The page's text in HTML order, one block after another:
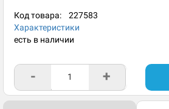
Код товара: 227583
Характеристики
есть в наличии
- +